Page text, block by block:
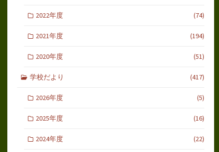
2022年度 (74)
2021年度 (194)
2020年度 (51)
学校だより (417)
2026年度 (5)
2025年度 (16)
2024年度 (22)